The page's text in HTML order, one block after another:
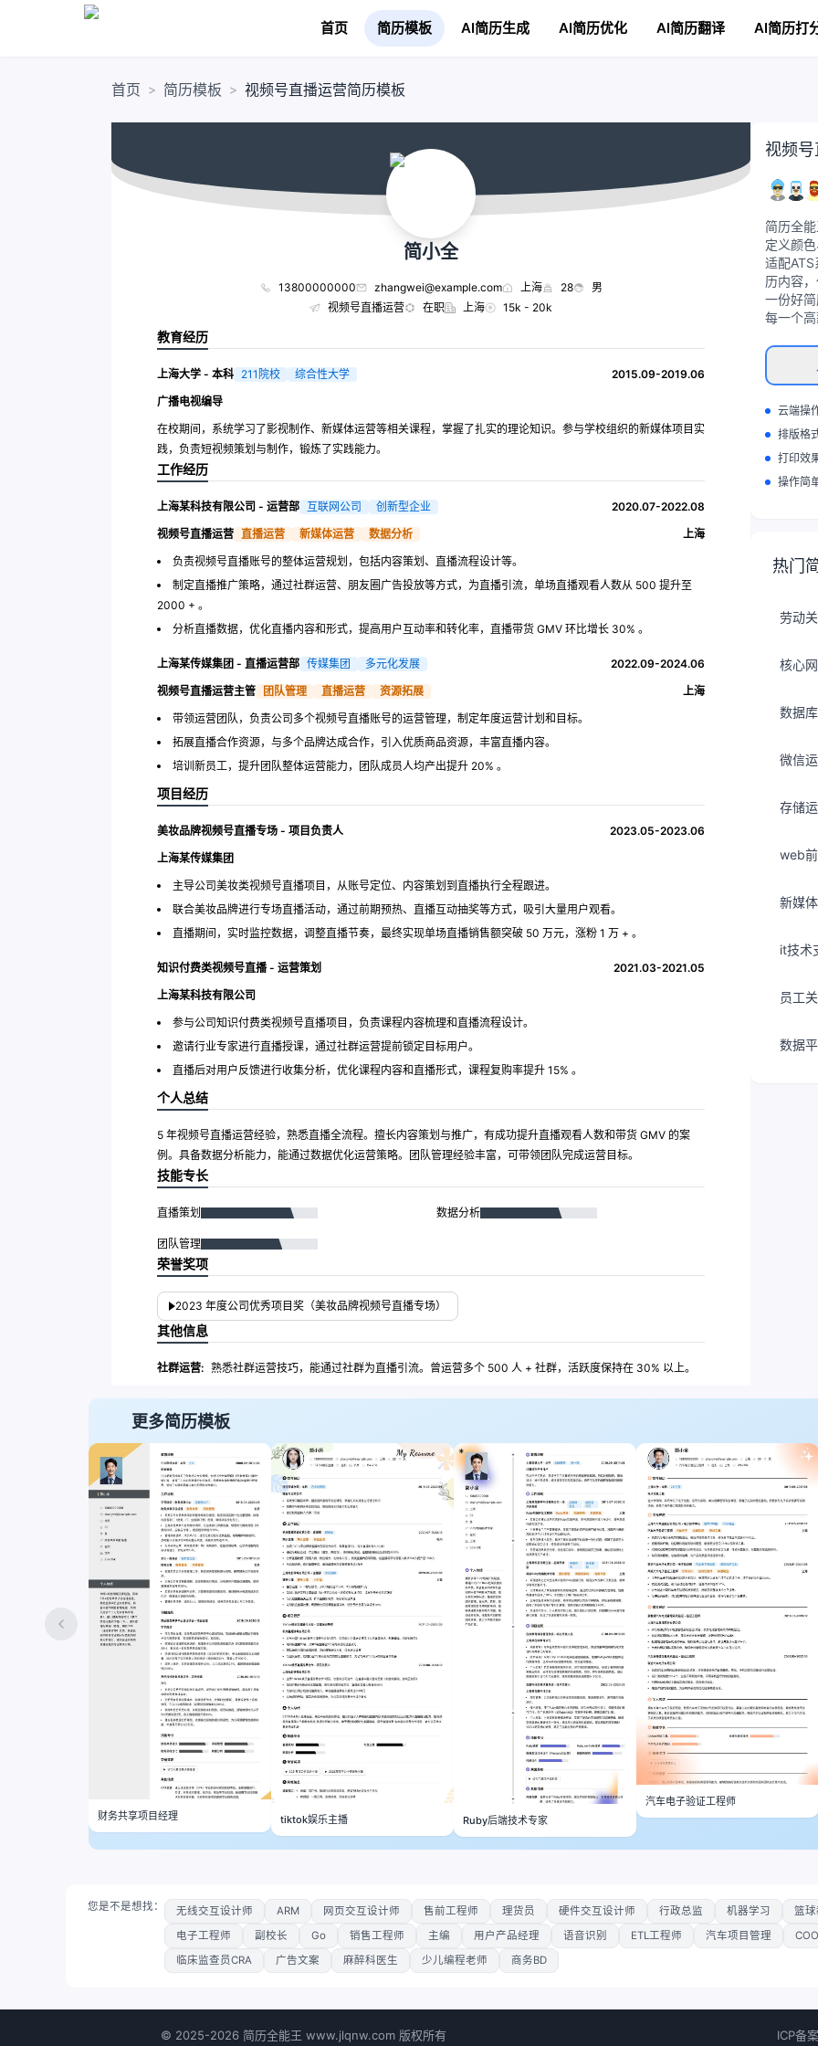
首页 简历模板 AI简历生成 AI简历优化 AI简历翻译 AI简历打
首页 > 简历模板 > 视频号直播运营简历模板
视频
简历全
定义颜
适配
历内容
一份好
每一个
云端操
排版格
打印效
操作简
热门
劳动
核心
数据
微信
存储
web
新媒
it技术
员工
数据
简小全
13800000000 zhangwei@example.com 上海 28
男
视频号直播运营
在职 上海 15k - 20k
教育经历
上海大学 - 本科 211院校 综合性大学
2015.09-2019.06
广播电视编导
在校期间，系统学习了影视制作、新媒体运营等相关课程，掌握了扎实的理论知识。参与学校组织的新媒体项目实
践，负责短视频策划与制作，锻炼了实践能力。
工作经历
上海某科技有限公司 - 运营部 互联网公司 创新型企业
2020.07-2022.08
视频号直播运营 直播运营 新媒体运营 数据分析
上海
负责视频号直播账号的整体运营规划，包括内容策划、直播流程设计等。
制定直播推广策略，通过社群运营、朋友圈广告投放等方式，为直播引流，单场直播观看人数从 500 提升至
2000 + 。
分析直播数据，优化直播内容和形式，提高用户互动率和转化率，直播带货 GMV 环比增长 30% 。
上海某传媒集团 - 直播运营部 传媒集团 多元化发展
2022.09-2024.06
视频号直播运营主管
团队管理 直播运营 资源拓展
上海
带领运营团队，负责公司多个视频号直播账号的运营管理，制定年度运营计划和目标。
拓展直播合作资源，与多个品牌达成合作，引入优质商品资源，丰富直播内容。
培训新员工，提升团队整体运营能力，团队成员人均产出提升 20% 。
项目经历
美妆品牌视频号直播专场 - 项目负责人
2023.05-2023.06
上海某传媒集团
主导公司美妆类视频号直播项目，从账号定位、内容策划到直播执行全程跟进。
联合美妆品牌进行专场直播活动，通过前期预热、直播互动抽奖等方式，吸引大量用户观看。
直播期间，实时监控数据，调整直播节奏，最终实现单场直播销售额突破 50 万元，涨粉 1 万 + 。
知识付费类视频号直播 - 运营策划
2021.03-2021.05
上海某科技有限公司
参与公司知识付费类视频号直播项目，负责课程内容梳理和直播流程设计。
邀请行业专家进行直播授课，通过社群运营提前锁定目标用户。
直播后对用户反馈进行收集分析，优化课程内容和直播形式，课程复购率提升 15% 。
个人总结
5 年视频号直播运营经验，熟悉直播全流程。擅长内容策划与推广，有成功提升直播观看人数和带货 GMV 的案
例。具备数据分析能力，能通过数据优化运营策略。团队管理经验丰富，可带领团队完成运营目标。
技能专长
直播策划 数据分析
团队管理
荣誉奖项
2023 年度公司优秀项目奖（美妆品牌视频号直播专场）
其他信息
社群运营: 熟悉社群运营技巧，能通过社群为直播引流。曾运营多个 500 人 + 社群，活跃度保持在 30% 以上。
更多简历模板
财务共享项目经理 tiktok娱乐主播 Ruby后端技术专家
汽车电子验证工程师
您是不是想找： 无线交互设计师 ARM 网页交互设计师 售前工程师 理货员 硬件交互设计师 行政总监 机器学习
篮
电子工程师
副校长 Go 销售工程师 主编 用户产品经理 语音识别 ETL工程师 汽车项目管理
COO
临床监查员CRA
广告文案 麻醉科医生 少儿编程老师 商务BD
© 2025-2026 简历全能王 www.jlqnw.com 版权所有 ICP备